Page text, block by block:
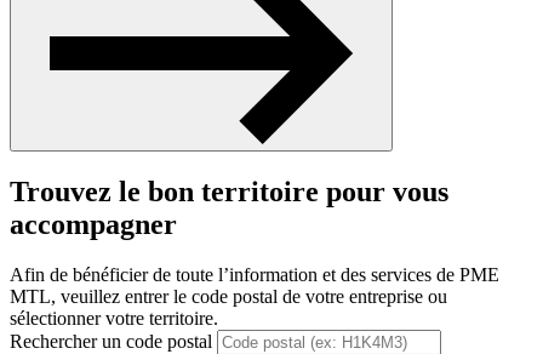
Trouvez le bon territoire pour vous
accompagner
Afin de bénéficier de toute l’information et des services de PME
MTL, veuillez entrer le code postal de votre entreprise ou
sélectionner votre territoire.
Rechercher un code postal